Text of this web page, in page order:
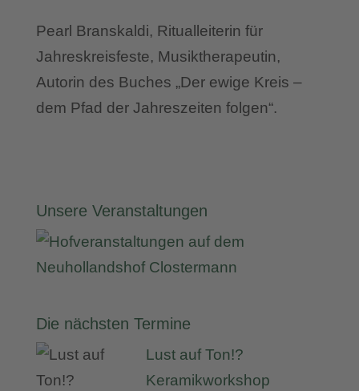
Pearl Branskaldi, Ritualleiterin für
Jahreskreisfeste, Musiktherapeutin,
Autorin des Buches „Der ewige Kreis –
dem Pfad der Jahreszeiten folgen“.
Unsere Veranstaltungen
Die nächsten Termine
Lust auf Ton!?
Keramikworkshop